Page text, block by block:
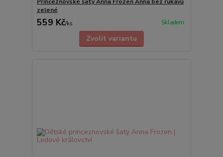
zelené
559 Kč/ks Skladem
Zvolit variantu